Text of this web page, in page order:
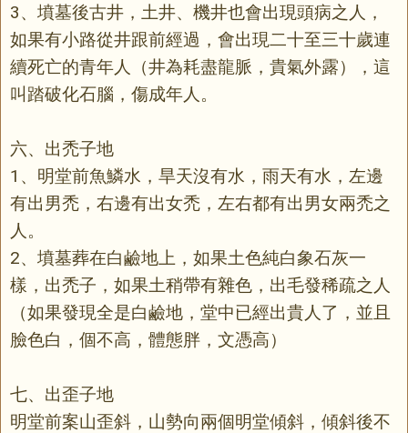
3、墳墓後古井，土井、機井也會出現頭病之人，
如果有小路從井跟前經過，會出現二十至三十歲連
續死亡的青年人（井為耗盡龍脈，貴氣外露），這
叫踏破化石腦，傷成年人。
六、出禿子地
1、明堂前魚鱗水，旱天沒有水，雨天有水，左邊
有出男禿，右邊有出女禿，左右都有出男女兩禿之
人。
2、墳墓葬在白鹼地上，如果土色純白象石灰一
樣，出禿子，如果土稍帶有雜色，出毛發稀疏之人
（如果發現全是白鹼地，堂中已經出貴人了，並且
臉色白，個不高，體態胖，文憑高）
七、出歪子地
明堂前案山歪斜，山勢向兩個明堂傾斜，傾斜後不